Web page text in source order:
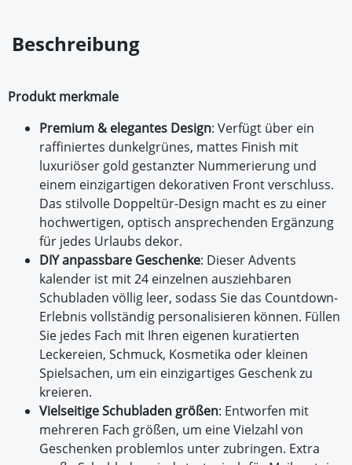
Beschreibung
Produkt merkmale
Premium & elegantes Design: Verfügt über ein
raffiniertes dunkelgrünes, mattes Finish mit
luxuriöser gold gestanzter Nummerierung und
einem einzigartigen dekorativen Front verschluss.
Das stilvolle Doppeltür-Design macht es zu einer
hochwertigen, optisch ansprechenden Ergänzung
für jedes Urlaubs dekor.
DIY anpassbare Geschenke: Dieser Advents
kalender ist mit 24 einzelnen ausziehbaren
Schubladen völlig leer, sodass Sie das Countdown-
Erlebnis vollständig personalisieren können. Füllen
Sie jedes Fach mit Ihren eigenen kuratierten
Leckereien, Schmuck, Kosmetika oder kleinen
Spielsachen, um ein einzigartiges Geschenk zu
kreieren.
Vielseitige Schubladen größen: Entworfen mit
mehreren Fach größen, um eine Vielzahl von
Geschenken problemlos unter zubringen. Extra